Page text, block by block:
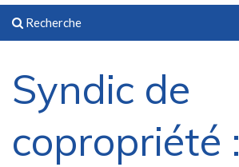
Recherche
Syndic de
copropriété :